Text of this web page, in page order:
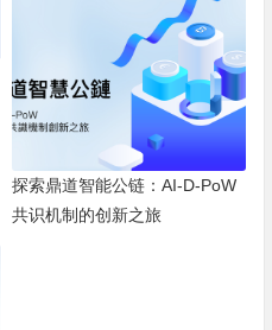
探索鼎道智能公链：AI-D-PoW
共识机制的创新之旅